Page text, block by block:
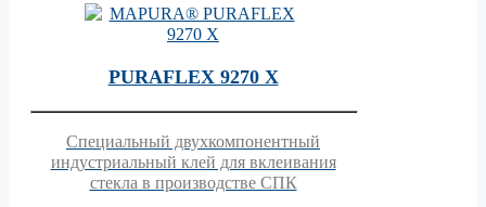
PURAFLEX 9270 X
Специальный двухкомпонентный
индустриальный клей для вклеивания
стекла в производстве СПК